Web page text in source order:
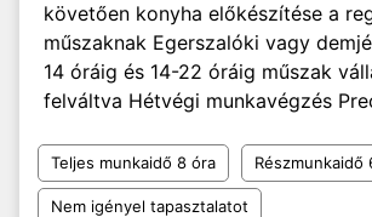
követően konyha előkészítése a
műszaknak Egerszalóki vagy
14 óráig és 14-22 óráig műszak
felváltva Hétvégi munkavégzés
Teljes munkaidő 8 óra Részmunkaidő
Nem igényel tapasztalatot